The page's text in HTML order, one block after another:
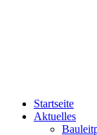
Startseite
Aktuelles